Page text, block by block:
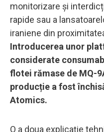
monitorizare și
rapide sau a
iraniene din
Introducerea unor
considerate
flotei rămase de MQ-
producție a fost
Atomics.
O a doua explicație